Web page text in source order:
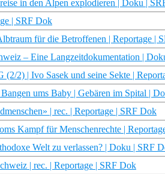
in den Alpen explodieren | Doku |
| SRF Dok
für die Betroffenen | Reportage |
– Eine Langzeitdokumentation |
2) | Ivo Sasek und seine Sekte |
ums Baby | Gebären im Spital |
| rec. | Reportage | SRF Dok
Kampf für Menschenrechte |
Welt zu verlassen? | Doku | SRF
| rec. | Reportage | SRF Dok